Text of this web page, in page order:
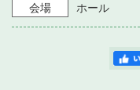
・ 芸術参与
会場
ホール